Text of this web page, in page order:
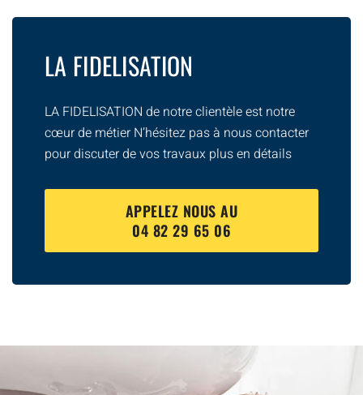
LA FIDELISATION
LA FIDELISATION de notre clientèle est notre
cœur de métier N’hésitez pas à nous contacter
pour discuter de vos travaux plus en détails
APPELEZ NOUS AU
04 82 29 65 06